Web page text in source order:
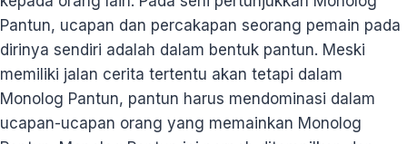
Pantun, ucapan dan percakapan seorang pemain pada
dirinya sendiri adalah dalam bentuk pantun. Meski
memiliki jalan cerita tertentu akan tetapi dalam
Monolog Pantun, pantun harus mendominasi dalam
ucapan-ucapan orang yang memainkan Monolog